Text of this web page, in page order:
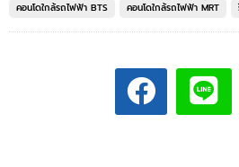
คอนโดใกล้รถไฟฟ้า BTS
คอนโดใกล้รถไฟฟ้า MRT